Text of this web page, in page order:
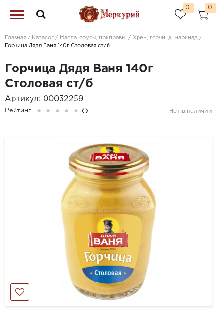
0 0
Главная Каталог Масла, соусы, приправы.
Хрен, горчица, маринад
Горчица Дядя Ваня 140г Столовая ст/б
Горчица Дядя Ваня 140г
Столовая ст/б
Артикул: 00032259
Рейтинг () Нет в наличии